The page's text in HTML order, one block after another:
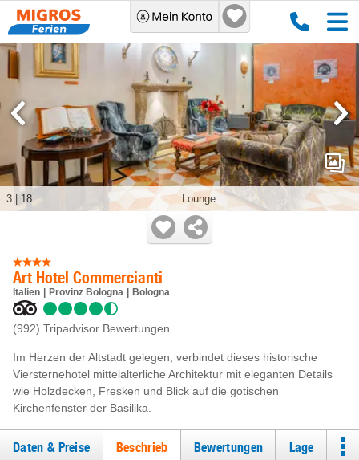
Art Hotel Commercianti
Italien Provinz Bologna Bologna
(992) Tripadvisor Bewertungen
Im Herzen der Altstadt gelegen, verbindet dieses historische
Viersternehotel mittelalterliche Architektur mit eleganten Details
wie Holzdecken, Fresken und Blick auf die gotischen
Kirchenfenster der Basilika.
Lounge
3 18
Daten & Preise Beschrieb Bewertungen Lage